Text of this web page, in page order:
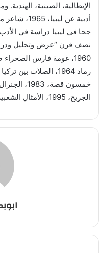
نصف قرن “عرض وتحليل
الجريح، 1995، الأمثال الشعبية، وسعدون البطل الشهيد.